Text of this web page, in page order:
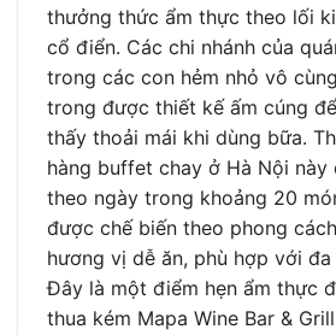
thưởng thức ẩm thực theo lối
cổ điển. Các chi nhánh của
trong các con hẻm nhỏ vô
trong được thiết kế ấm cúng
thấy thoải mái khi dùng bữa.
hàng buffet chay ở Hà Nội
theo ngày trong khoảng 20
được chế biến theo phong
hương vị dễ ăn, phù hợp với
Đây là một điểm hẹn ẩm thực
thua kém Mapa Wine Bar &